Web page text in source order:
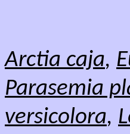
Arctia caja,
Parasemia
versicolora,